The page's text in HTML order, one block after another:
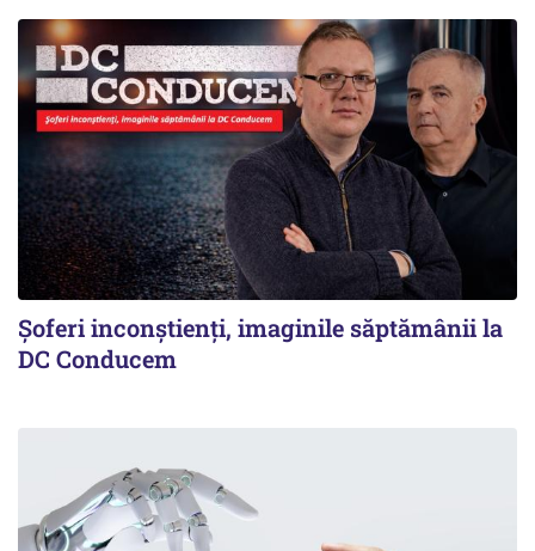
Şoferi inconştienţi, imaginile săptămânii la
DC Conducem